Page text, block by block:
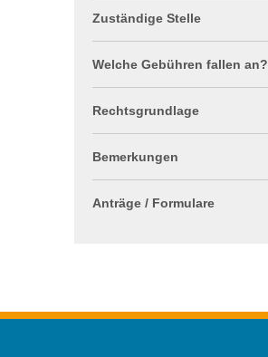
Zuständige Stelle
Welche Gebühren fallen an?
Rechtsgrundlage
Bemerkungen
Anträge / Formulare